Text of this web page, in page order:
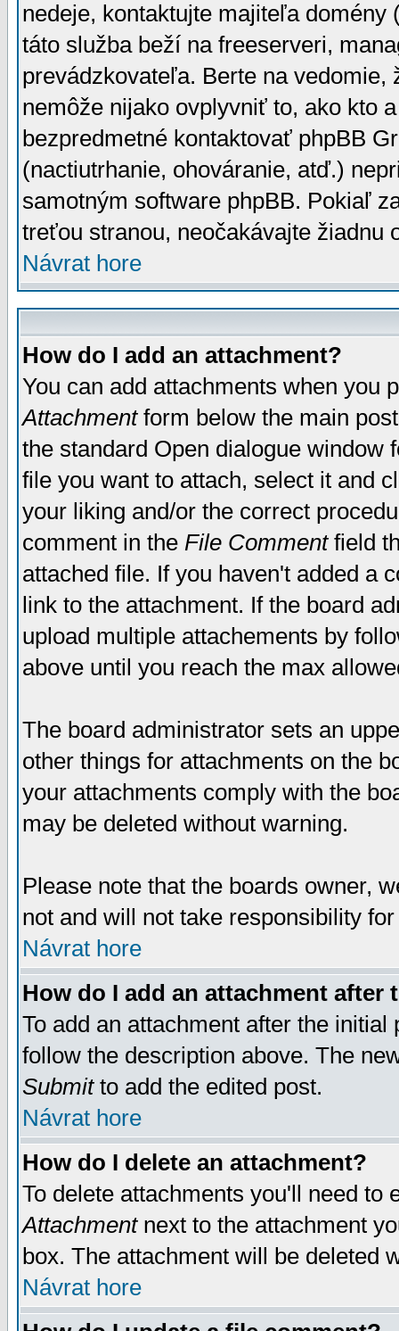
nedeje, kontaktujte majiteľa
táto služba beží na freeserveri,
prevádzkovateľa. Berte na vedomie,
nemôže nijako ovplyvniť to, ako kto
bezpredmetné kontaktovať phpBB
(nactiutrhanie, ohováranie, atď.)
samotným software phpBB. Pokiaľ
treťou stranou, neočakávajte žiadnu
Návrat hore
How do I add an attachment?
You can add attachments when you
Attachmentform below the main
the standard Open dialogue window
file you want to attach, select it and
your liking and/or the correct
comment in the File Commentfield
attached file. If you haven't added a
link to the attachment. If the board
upload multiple attachements by
above until you reach the max
The board administrator sets an
other things for attachments on the
your attachments comply with the
may be deleted without warning.
Please note that the boards owner,
not and will not take responsibility
Návrat hore
How do I add an attachment after
To add an attachment after the
follow the description above. The
Submitto add the edited post.
Návrat hore
How do I delete an attachment?
To delete attachments you'll need
Attachmentnext to the attachment
box. The attachment will be deleted
Návrat hore